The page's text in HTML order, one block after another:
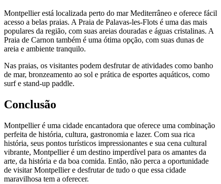
Montpellier está localizada perto do mar Mediterrâneo e oferece fácil
acesso a belas praias. A Praia de Palavas-les-Flots é uma das mais
populares da região, com suas areias douradas e águas cristalinas. A
Praia de Carnon também é uma ótima opção, com suas dunas de
areia e ambiente tranquilo.
Nas praias, os visitantes podem desfrutar de atividades como banho
de mar, bronzeamento ao sol e prática de esportes aquáticos, como
surf e stand-up paddle.
Conclusão
Montpellier é uma cidade encantadora que oferece uma combinação
perfeita de história, cultura, gastronomia e lazer. Com sua rica
história, seus pontos turísticos impressionantes e sua cena cultural
vibrante, Montpellier é um destino imperdível para os amantes da
arte, da história e da boa comida. Então, não perca a oportunidade
de visitar Montpellier e desfrutar de tudo o que essa cidade
maravilhosa tem a oferecer.